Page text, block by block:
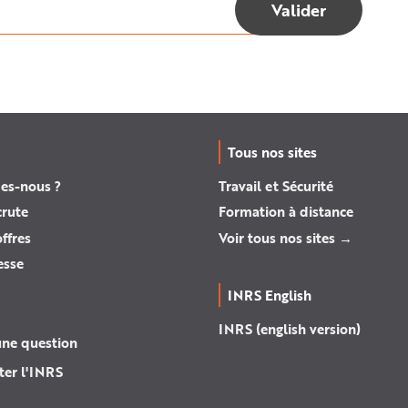
nous ?
question
l'INRS
Tous nos sites
Travail et Sécurité
Formation à distance
Voir tous nos sites →
INRS English
INRS (english version)